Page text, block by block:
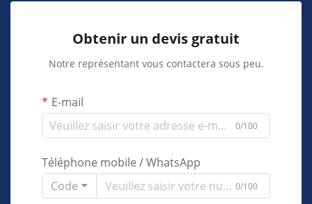
Obtenir un devis gratuit
Notre représentant vous contactera sous peu.
E-mail
0/100
Téléphone mobile / WhatsApp
Code
0/100